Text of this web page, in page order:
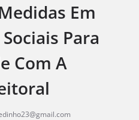
Em
Para
Com A